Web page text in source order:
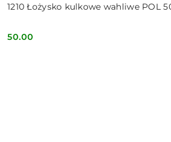
1210 Łożysko kulkowe wahliwe POL
Cena:
50.00